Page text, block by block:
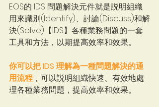
EOS的 IDS 問題解決元件就是説明組織
用來識別(Identify)、討論(Discuss)和解
決(Solve)【IDS】各種業務問題的一套
工具和方法，以期提高效率和效果。
你可以把 IDS 理解為一種問題解決的通
用流程，可以説明組織快速、有效地處
理各種業務問題，提高效率和效果。